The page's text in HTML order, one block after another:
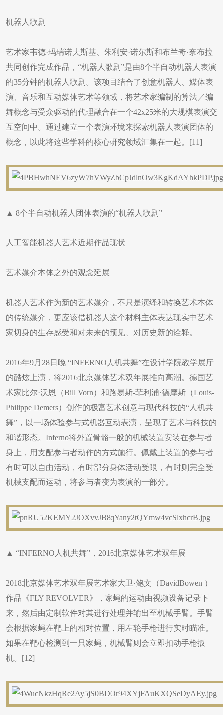
机器人歌剧
艺术家韦德·玛瑞诺夫斯基、朱利安·诺尔斯和布兰奇·奈布拉
共同创作完成作品，“机器人歌剧”是由8个半自动机器人表演
的35分钟的机器人歌剧。该项目结合了创意机器人、媒体表
演、音乐和互动媒体艺术等领域，将艺术家编制的算法／编
舞概念与受众驱动的代理融合在一个42x25米的大规模表演交
互空间中。通过建立一个表演环境来探索机器人表演团体的
概念，以此将这些学科的核心研究领域汇集在一起。[11]
▲ 8个半自动机器人团体表演的“机器人歌剧”
人工智能机器人艺术近期作品现状
艺术媒介本体之外的观念延展
机器人艺术作为新的艺术媒介，不只是演绎和转换艺术本体
的传统媒介，更应该借机器人这个材料主体表达现实中艺术
家切身的生存感受和对未来的预见、对历史新的诠释。
2016年9月28日晚 “INFERNO人机共舞”在设计学院教学展厅
的酷炫上演，将2016北京媒体艺术双年展推向高潮。德国艺
术家比尔·沃恩（Bill Vorn）和路易斯-菲利浦·德摩斯（Louis-
Philippe Demers）创作的极富艺术创意与现代科技的“人机共
舞”，以一场体验参与式机器互动表演，呈现了艺术与科技的
和谐形态。Inferno将外置骨骼一般的机械装置安装在参与者
身上，用支配参与者动作的方式施行。佩戴上装置的参与者
有时可以自由活动，有时部分身体活动受限，有时则完全受
机械支配而运动，将参与者变为表演的一部分。
▲ “INFERNO人机共舞”，2016北京媒体艺术双年展
2018北京媒体艺术双年展艺术家大卫·鲍文（DavidBowen ）
作品《FLY REVOLVER》，家蝇的运动由视频设备记录下
来，然后由定制软件对其进行处理并输出至机械手臂。手臂
会根据家蝇在靶上的相对位置，用左轮手枪进行实时瞄准。
如果在靶心检测到一只家蝇，机械臂则会立即扣动手枪扳
机。[12]